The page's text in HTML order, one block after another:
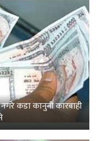
कडा कानुनी कारबाही